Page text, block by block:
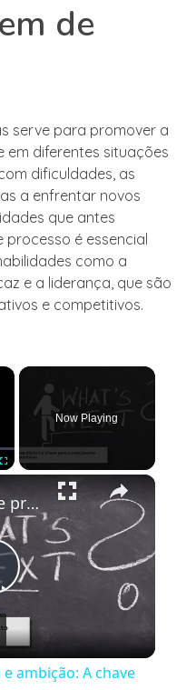
de
serve para promover a
em diferentes situações
dificuldades, as
a enfrentar novos
que antes
processo é essencial
como a
e a liderança, que são
e competitivos.
×
Now Playing
×
Equilíbrio entre preguiça e ambição: A chave para o sucesso profissional
ambição: A chave